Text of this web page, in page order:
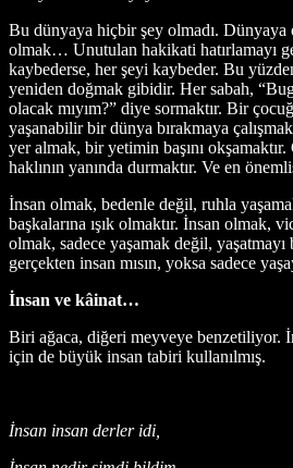
Bu dünyaya hiçbir şey olmadı. Dünyaya
olmak… Unutulan hakikati hatırlamayı
kaybederse, her şeyi kaybeder. Bu
yeniden doğmak gibidir. Her sabah,
olacak mıyım?” diye sormaktır. Bir
yaşanabilir bir dünya bırakmaya
yer almak, bir yetimin başını
haklının yanında durmaktır. Ve en
İnsan olmak, bedenle değil, ruhla
başkalarına ışık olmaktır. İnsan olmak,
olmak, sadece yaşamak değil,
gerçekten insan mısın, yoksa sadece
İnsan ve kâinat…
Biri ağaca, diğeri meyveye benzetiliyor.
için de büyük insan tabiri kullanılmış.
İnsan insan derler idi,